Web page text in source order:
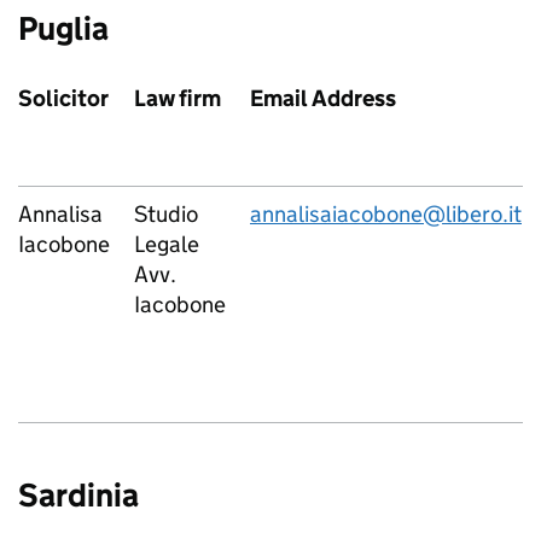
Puglia
Solicitor Law firm Email Address
Annalisa
Iacobone
Studio
Legale
Avv.
Iacobone
annalisaiacobone@libero.it
Sardinia